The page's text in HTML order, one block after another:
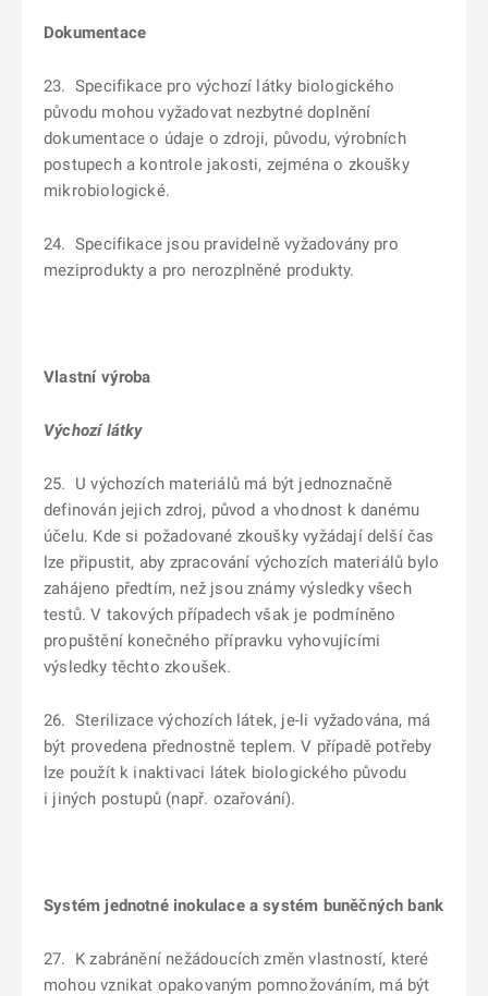
Dokumentace
23. Specifikace pro výchozí látky biologického
původu mohou vyžadovat nezbytné doplnění
dokumentace o údaje o zdroji, původu, výrobních
postupech a kontrole jakosti, zejména o zkoušky
mikrobiologické.
24. Specifikace jsou pravidelně vyžadovány pro
meziprodukty a pro nerozplněné produkty.
Vlastní výroba
Výchozí látky
25. U výchozích materiálů má být jednoznačně
definován jejich zdroj, původ a vhodnost k danému
účelu. Kde si požadované zkoušky vyžádají delší čas
lze připustit, aby zpracování výchozích materiálů bylo
zahájeno předtím, než jsou známy výsledky všech
testů. V takových případech však je podmíněno
propuštění konečného přípravku vyhovujícími
výsledky těchto zkoušek.
26. Sterilizace výchozích látek, je-li vyžadována, má
být provedena přednostně teplem. V případě potřeby
lze použít k inaktivaci látek biologického původu
i jiných postupů (např. ozařování).
Systém jednotné inokulace a systém buněčných bank
27. K zabránění nežádoucích změn vlastností, které
mohou vznikat opakovaným pomnožováním, má být